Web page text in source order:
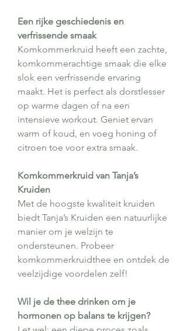
Een rijke geschiedenis en
verfrissende smaak
Komkommerkruid heeft een zachte,
komkommerachtige smaak die elke
slok een verfrissende ervaring
maakt. Het is perfect als dorstlesser
op warme dagen of na een
intensieve workout. Geniet ervan
warm of koud, en voeg honing of
citroen toe voor extra smaak.
Komkommerkruid van Tanja’s
Kruiden
Met de hoogste kwaliteit kruiden
biedt Tanja’s Kruiden een natuurlijke
manier om je welzijn te
ondersteunen. Probeer
komkommerkruidthee en ontdek de
veelzijdige voordelen zelf!
Wil je de thee drinken om je
hormonen op balans te krijgen?